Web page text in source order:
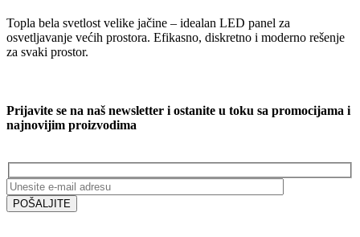
Topla bela svetlost velike jačine – idealan LED panel za
osvetljavanje većih prostora. Efikasno, diskretno i moderno rešenje
za svaki prostor.
Prijavite se na naš newsletter i ostanite u toku sa promocijama i
najnovijim proizvodima